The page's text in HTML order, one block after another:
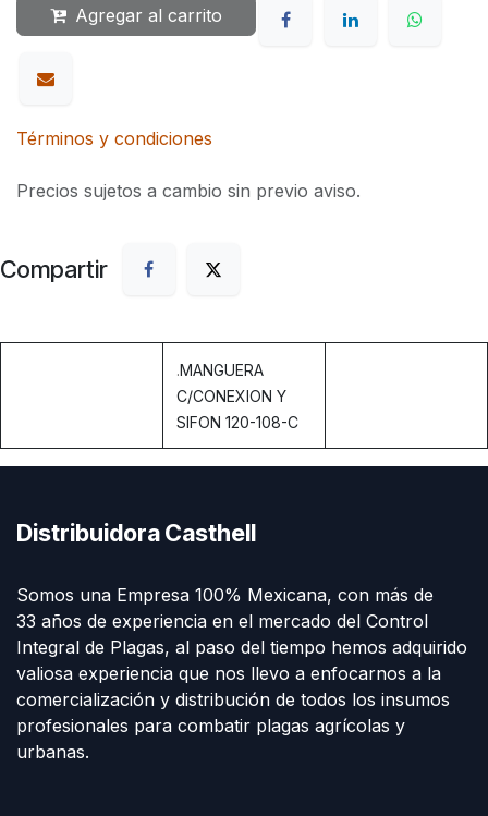
Agregar al carrito
Términos y condiciones
Precios sujetos a cambio sin previo aviso.
Compartir
.MANGUERA
C/CONEXION Y
SIFON 120-108-C
Distribuidora Casthell
Somos una Empresa 100% Mexicana, con más de
33 años de experiencia en el mercado del Control
Integral de Plagas, al paso del tiempo hemos adquirido
valiosa experiencia que nos llevo a enfocarnos a la
comercialización y distribución de todos los insumos
profesionales para combatir plagas agrícolas y
urbanas.